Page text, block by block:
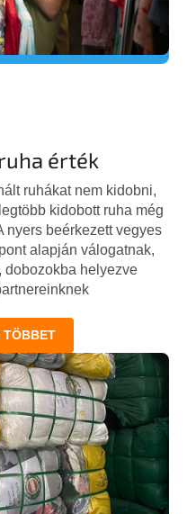
érték
ruhákat nem kidobni,
kidobott ruha még
nyers beérkezett vegyes
alapján válogatnak,
dobozokba helyezve
TÖBBET